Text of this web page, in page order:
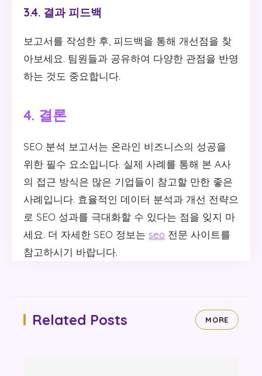
3.4. 결과 피드백
보고서를 작성한 후, 피드백을 통해 개선점을 찾
아보세요. 팀원들과 공유하여 다양한 관점을 반영
하는 것도 중요합니다.
4. 결론
SEO 분석 보고서는 온라인 비즈니스의 성공을
위한 필수 요소입니다. 실제 사례를 통해 본 A사
의 접근 방식은 많은 기업들이 참고할 만한 좋은
사례입니다. 효율적인 데이터 분석과 개선 전략으
로 SEO 성과를 극대화할 수 있다는 점을 잊지 마
세요. 더 자세한 SEO 정보는 seo 전문 사이트를
참고하시기 바랍니다.
Related Posts MORE